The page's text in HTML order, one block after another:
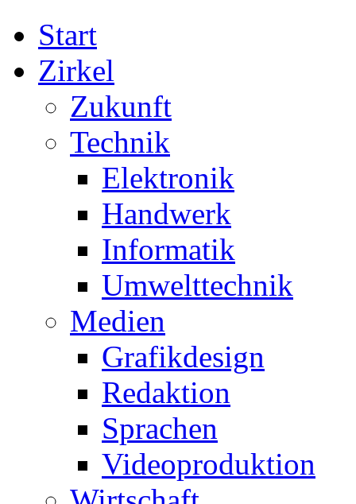
Start
Zirkel
Zukunft
Technik
Elektronik
Handwerk
Informatik
Umwelttechnik
Medien
Grafikdesign
Redaktion
Sprachen
Videoproduktion